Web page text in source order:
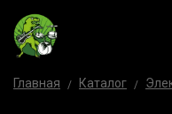
Главная Каталог